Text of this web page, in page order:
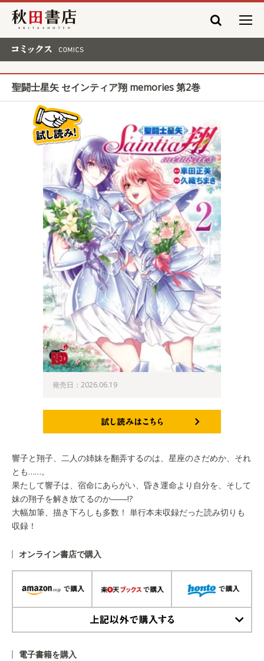
秋田書店
聖闘士星矢 セインティア翔 memories 第2巻
発売日：2026.06.19
響子と翔子、二人の姉妹を翻弄するのは、星座のさだめか、それ
とも……。
果たして響子は、宿命にあらがい、昏き運命より自分を、そして
妹の翔子を解き放てるのか――!?
大幅加筆、描き下ろしも多数！ 単行本未収録だった読み切りも
収録！
オンライン書店で購入
電子書籍を購入